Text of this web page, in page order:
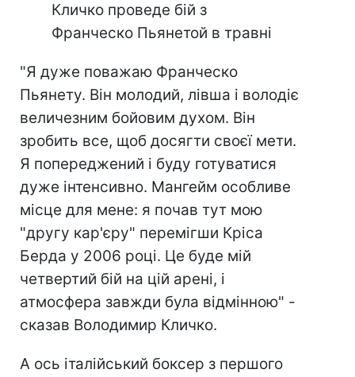
Кличко проведе бій з
Франческо Пьянетой в травні
"Я дуже поважаю Франческо
Пьянету. Він молодий, лівша і володіє
величезним бойовим духом. Він
зробить все, щоб досягти своєї мети.
Я попереджений і буду готуватися
дуже інтенсивно. Мангейм особливе
місце для мене: я почав тут мою
"другу кар'єру" перемігши Кріса
Берда у 2006 році. Це буде мій
четвертий бій на цій арені, і
атмосфера завжди була відмінною" -
сказав Володимир Кличко.
А ось італійський боксер з першого